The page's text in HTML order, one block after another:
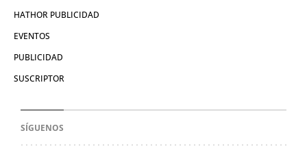
HATHOR PUBLICIDAD
EVENTOS
PUBLICIDAD
SUSCRIPTOR
SÍGUENOS